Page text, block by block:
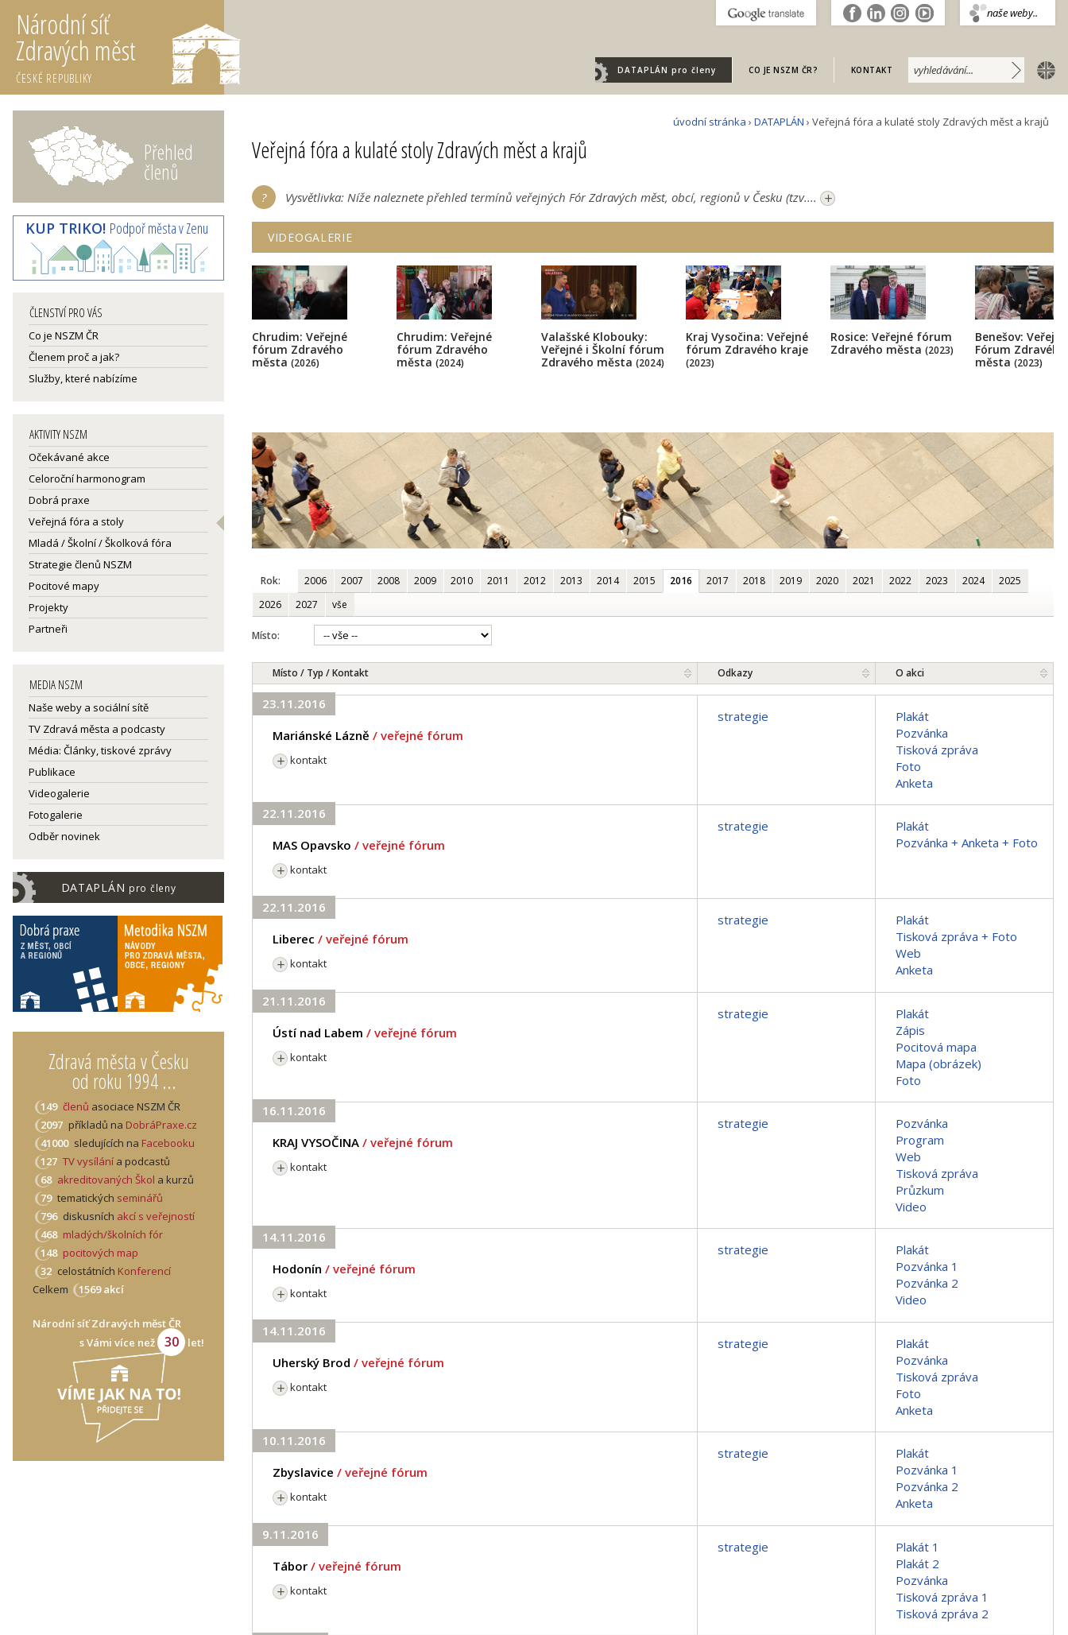
naše weby..
.
Národní síť
Zdravých měst
ČESKÉ REPUBLIKY DATAPLÁN pro členy CO JE NSZM ČR? KONTAKT english
Přehled
členů
KUP TRIKO! Podpoř města v Zenu
ČLENSTVÍ PRO VÁS
Co je NSZM ČR
Členem proč a jak?
Služby, které nabízíme
AKTIVITY NSZM
Očekávané akce
Celoroční harmonogram
Dobrá praxe
Veřejná fóra a stoly
Mladá / Školní / Školková fóra
Strategie členů NSZM
Pocitové mapy
Projekty
Partneři
MEDIA NSZM
Naše weby a sociální sítě
TV Zdravá města a podcasty
Média: Články, tiskové zprávy
Publikace
Videogalerie
Fotogalerie
Odběr novinek
DATAPLÁN pro členy
Zdravá města v Česku
od roku 1994 ...
149 členů asociace NSZM ČR
2097 příkladů na DobráPraxe.cz
41000 sledujících na Facebooku
127 TV vysílání a podcastů
68 akreditovaných Škol a kurzů
79 tematických seminářů
796 diskusních akcí s veřejností
468 mladých/školních fór
148 pocitových map
32 celostátních Konferencí
Celkem
1569 akcí
Národní síť Zdravých měst ČR
s Vámi více než
30 let!
úvodní stránka › DATAPLÁN › Veřejná fóra a kulaté stoly Zdravých měst a krajů
Veřejná fóra a kulaté stoly Zdravých měst a krajů
Vysvětlivka: Níže naleznete přehled termínů veřejných Fór Zdravých měst, obcí, regionů v Česku (tzv.... +
VIDEOGALERIE
Chrudim: Veřejné
fórum Zdravého
města (2026)
Chrudim: Veřejné
fórum Zdravého
města (2024)
Valašské Klobouky:
Veřejné i Školní fórum
Zdravého města (2024)
Kraj Vysočina: Veřejné
fórum Zdravého kraje
(2023)
Rosice: Veřejné fórum
Zdravého města (2023)
Benešov: Veřejné
Fórum Zdravého
města (2023)
Rok: 2006 2007 2008 2009 2010 2011 2012 2013 2014 2015 2016 2017 2018 2019 2020 2021 2022 2023 2024
2025
2026
2027 vše
Místo:
Místo / Typ / Kontakt Odkazy O akci
23.11.2016
Mariánské Lázně / veřejné fórum
kontakt
strategie
Plakát
Pozvánka
Tisková zpráva
Foto
Anketa
22.11.2016
MAS Opavsko / veřejné fórum
kontakt
strategie
Plakát
Pozvánka + Anketa + Foto
22.11.2016
Liberec / veřejné fórum
kontakt
strategie
Plakát
Tisková zpráva + Foto
Web
Anketa
21.11.2016
Ústí nad Labem / veřejné fórum
kontakt
strategie
Plakát
Zápis
Pocitová mapa
Mapa (obrázek)
Foto
16.11.2016
KRAJ VYSOČINA / veřejné fórum
kontakt
strategie
Pozvánka
Program
Web
Tisková zpráva
Průzkum
Video
14.11.2016
Hodonín / veřejné fórum
kontakt
strategie
Plakát
Pozvánka 1
Pozvánka 2
Video
14.11.2016
Uherský Brod / veřejné fórum
kontakt
strategie
Plakát
Pozvánka
Tisková zpráva
Foto
Anketa
10.11.2016
Zbyslavice / veřejné fórum
kontakt
strategie
Plakát
Pozvánka 1
Pozvánka 2
Anketa
9.11.2016
Tábor / veřejné fórum
kontakt
strategie
Plakát 1
Plakát 2
Pozvánka
Tisková zpráva 1
Tisková zpráva 2